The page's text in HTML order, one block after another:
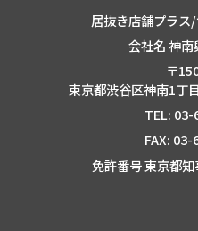
居抜き店舗プラス
会社名 神
〒
東京都渋谷区神南1丁
TEL:
FAX:
免許番号 東京都